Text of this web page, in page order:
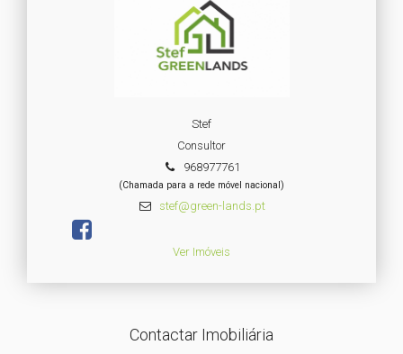
Stef
Consultor
968977761
(Chamada para a rede móvel nacional)
stef@green-lands.pt
Ver Imóveis
Contactar Imobiliária